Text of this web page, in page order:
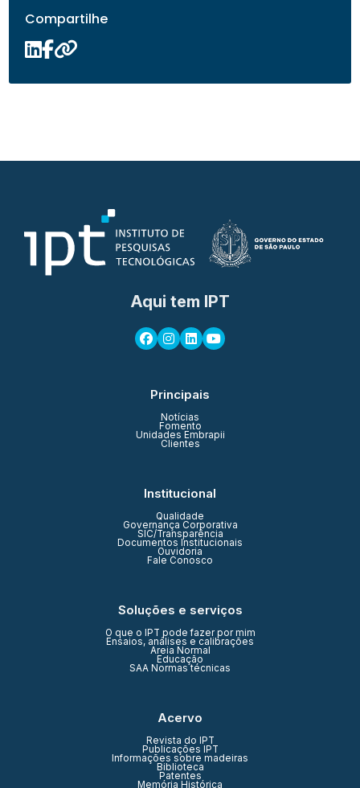
Compartilhe
Aqui tem IPT
Principais
Notícias
Fomento
Unidades Embrapii
Clientes
Institucional
Qualidade
Governança Corporativa
SIC/Transparência
Documentos Institucionais
Ouvidoria
Fale Conosco
Soluções e serviços
O que o IPT pode fazer por mim
Ensaios, análises e calibrações
Areia Normal
Educação
SAA Normas técnicas
Acervo
Revista do IPT
Publicações IPT
Informações sobre madeiras
Biblioteca
Patentes
Memória Histórica